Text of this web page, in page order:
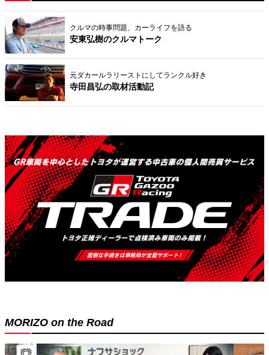
クルマの時事問題、カーライフを語る
安東弘樹のクルマトーク
元ダカールラリーストにしてランクル好き
寺田昌弘の取材活動記
MORIZO on the Road